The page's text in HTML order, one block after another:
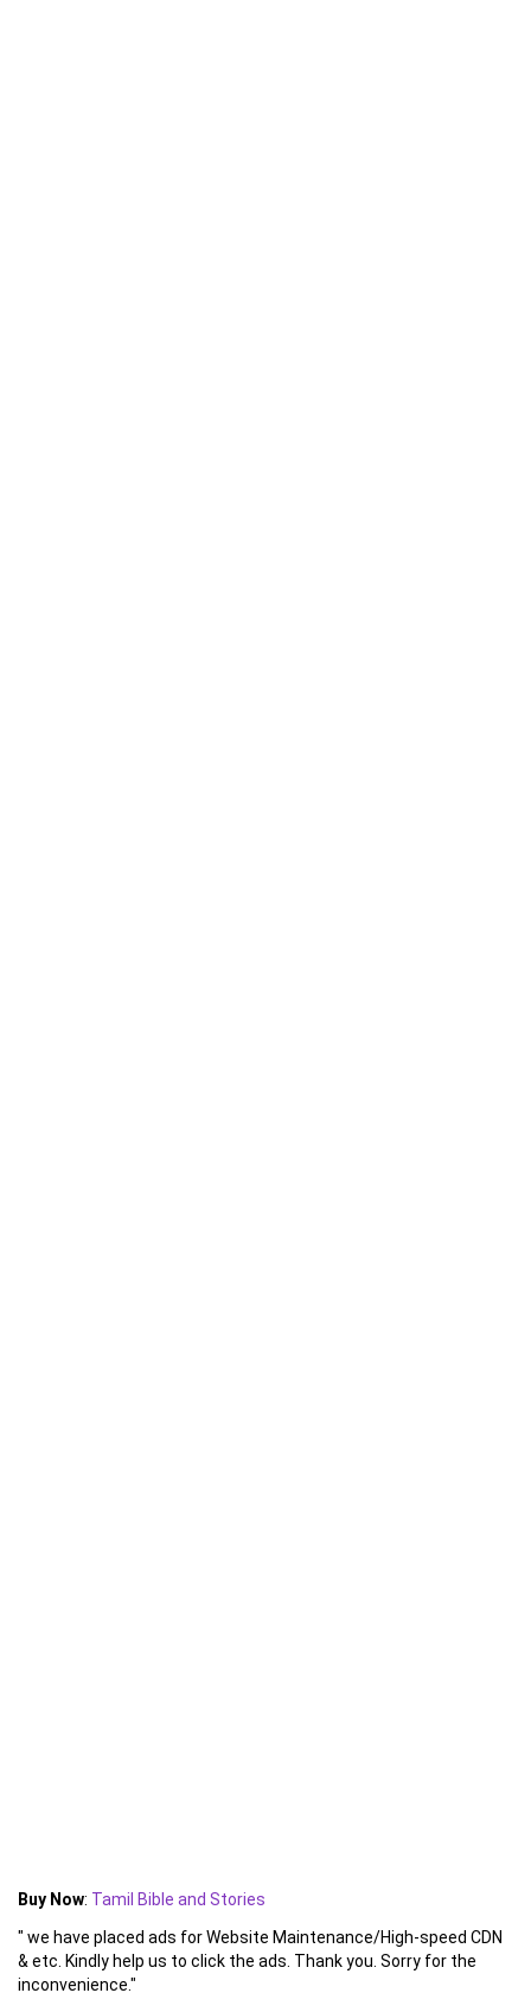
Buy Now: Tamil Bible and Stories
" we have placed ads for Website Maintenance/High-speed CDN
& etc. Kindly help us to click the ads. Thank you. Sorry for the
inconvenience."